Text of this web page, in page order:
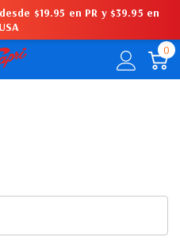
$19.95 en PR y $39.95 en
USA
0